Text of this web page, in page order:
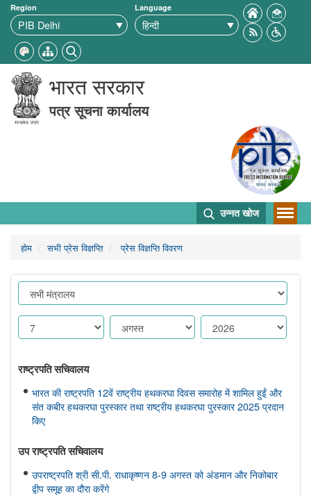
Region Language
भारत सरकार
पत्र सूचना कार्यालय
उन्नत खोज
होम सभी प्रेस विज्ञप्ति प्रेस विज्ञप्ति विवरण
राष्ट्रपति सचिवालय
भारत की राष्ट्रपति 12वें राष्ट्रीय हथकरघा दिवस समारोह में शामिल हुईं और
संत कबीर हथकरघा पुरस्कार तथा राष्ट्रीय हथकरघा पुरस्कार 2025 प्रदान
किए
उप राष्ट्रपति सचिवालय
उपराष्ट्रपति श्री सी.पी. राधाकृष्णन 8-9 अगस्त को अंडमान और निकोबार
द्वीप समूह का दौरा करेंगे